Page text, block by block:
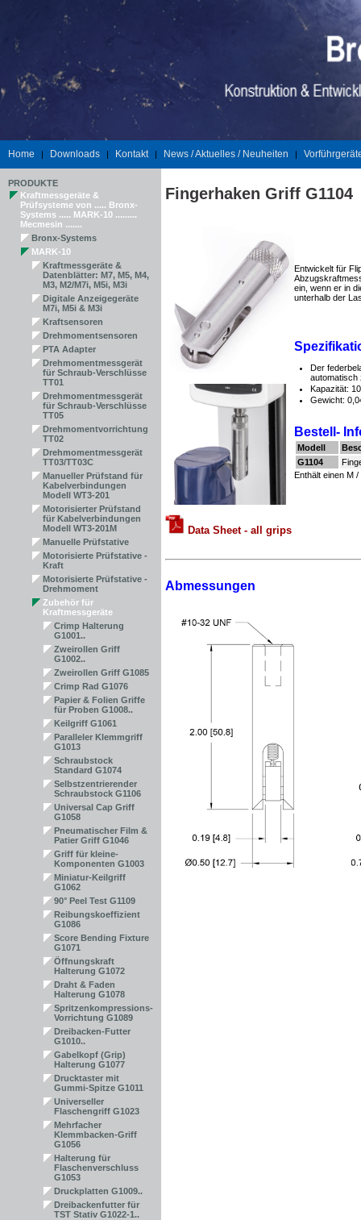
Home | Downloads | Kontakt | News / Aktuelles / Neuheiten |
PRODUKTE
Kraftmessgeräte &
Prüfsysteme von ..... Bronx-
Systems ..... MARK-10 .........
Mecmesin .......
Bronx-Systems
MARK-10
Kraftmessgeräte &
Datenblätter: M7, M5, M4,
M3, M2/M7i, M5i, M3i
Digitale Anzeigegeräte
M7i, M5i & M3i
Kraftsensoren
Drehmomentsensoren
PTA Adapter
Drehmomentmessgerät
für Schraub-Verschlüsse
TT01
Drehmomentmessgerät
für Schraub-Verschlüsse
TT05
Drehmomentvorrichtung
TT02
Drehmomentmessgerät
TT03/TT03C
Manueller Prüfstand für
Kabelverbindungen
Modell WT3-201
Motorisierter Prüfstand
für Kabelverbindungen
Modell WT3-201M
Manuelle Prüfstative
Motorisierte Prüfstative -
Kraft
Motorisierte Prüfstative -
Drehmoment
Zubehör für
Kraftmessgeräte
Crimp Halterung
G1001..
Zweirollen Griff
G1002..
Zweirollen Griff G1085
Crimp Rad G1076
Papier & Folien Griffe
für Proben G1008..
Keilgriff G1061
Paralleler Klemmgriff
G1013
Schraubstock
Standard G1074
Selbstzentrierender
Schraubstock G1106
Universal Cap Griff
G1058
Pneumatischer Film &
Patier Griff G1046
Griff für kleine-
Komponenten G1003
Miniatur-Keilgriff
G1062
90° Peel Test G1109
Reibungskoeffizient
G1086
Score Bending Fixture
G1071
Öffnungskraft
Halterung G1072
Draht & Faden
Halterung G1078
Spritzenkompressions-
Vorrichtung G1089
Dreibacken-Futter
G1010..
Gabelkopf (Grip)
Halterung G1077
Drucktaster mit
Gummi-Spitze G1011
Universeller
Flaschengriff G1023
Mehrfacher
Klemmbacken-Griff
G1056
Halterung für
Flaschenverschluss
G1053
Druckplatten G1009..
Dreibackenfutter für
TST Stativ G1022-1..
Fingerhaken Griff G1104
Data Sheet - all grips
Entwickelt für
ein, wenn er in
unterhalb der
Der
automatisch
Kapazität:
Gewicht:
Bestell-
Modell
G1104
Enthält einen M
Abmessungen